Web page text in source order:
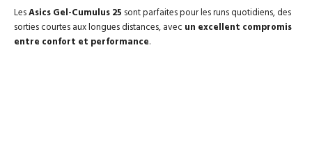
LesAsics Gel-Cumulus 25 sont parfaites pour les runs quotidiens, des
sorties courtes aux longues distances, avec un excellent compromis
entre confort et performance.